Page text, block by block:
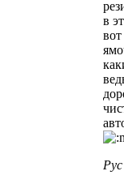
в
Рус